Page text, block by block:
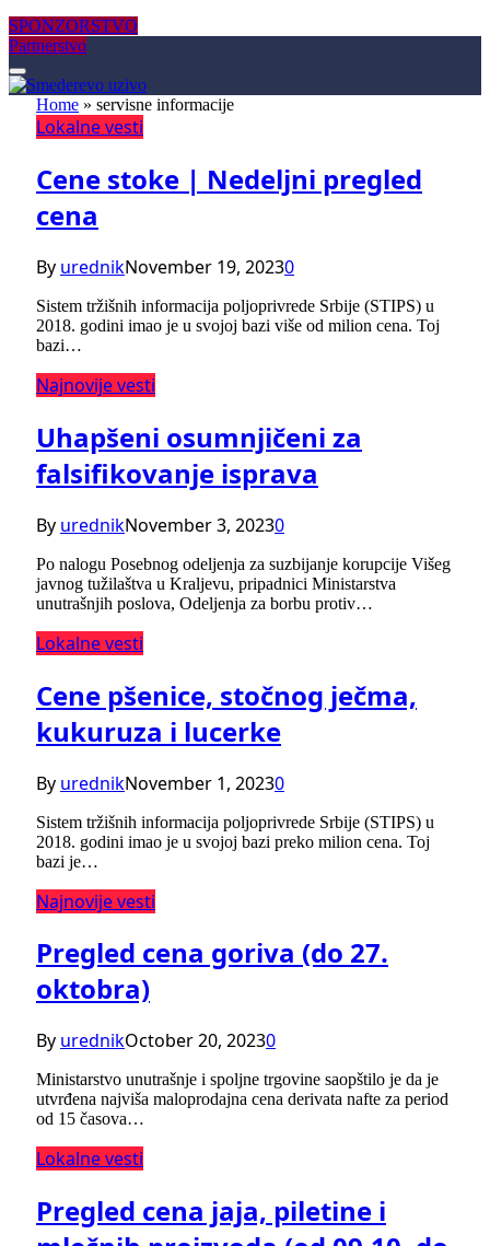
SPONZORSTVO
Partnerstvo
Home » servisne informacije
Lokalne vesti
Cene stoke | Nedeljni pregled
cena
By urednikNovember 19, 20230
Sistem tržišnih informacija poljoprivrede Srbije (STIPS) u
2018. godini imao je u svojoj bazi više od milion cena. Toj
bazi…
Najnovije vesti
Uhapšeni osumnjičeni za
falsifikovanje isprava
By urednikNovember 3, 20230
Po nalogu Posebnog odeljenja za suzbijanje korupcije Višeg
javnog tužilaštva u Kraljevu, pripadnici Ministarstva
unutrašnjih poslova, Odeljenja za borbu protiv…
Lokalne vesti
Cene pšenice, stočnog ječma,
kukuruza i lucerke
By urednikNovember 1, 20230
Sistem tržišnih informacija poljoprivrede Srbije (STIPS) u
2018. godini imao je u svojoj bazi preko milion cena. Toj
bazi je…
Najnovije vesti
Pregled cena goriva (do 27.
oktobra)
By urednikOctober 20, 20230
Ministarstvo unutrašnje i spoljne trgovine saopštilo je da je
utvrđena najviša maloprodajna cena derivata nafte za period
od 15 časova…
Lokalne vesti
Pregled cena jaja, piletine i